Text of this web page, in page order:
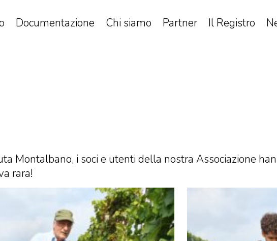
Documentazione Chi siamo Partner Il Registro
Montalbano, i soci e utenti della nostra Associazione
rara!